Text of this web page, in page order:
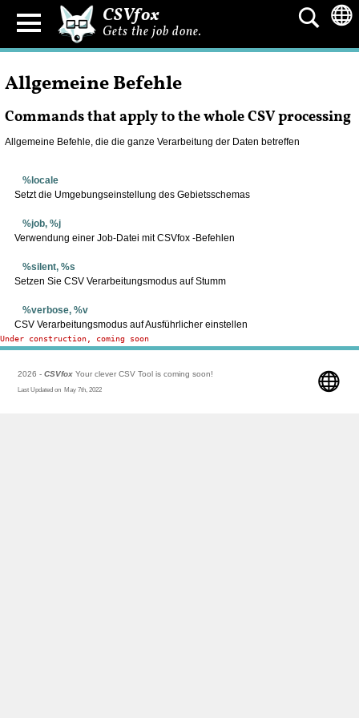
CSVfox
Gets the job done.
Allgemeine Befehle
Commands that apply to the whole CSV processing
Allgemeine Befehle, die die ganze Verarbeitung der Daten betreffen
%locale
Setzt die Umgebungseinstellung des Gebietsschemas
%job, %j
Verwendung einer Job-Datei mit CSVfox -Befehlen
%silent, %s
Setzen Sie CSV Verarbeitungsmodus auf Stumm
%verbose, %v
CSV Verarbeitungsmodus auf Ausführlicher einstellen
Under construction, coming soon
2026 -CSVfox Your clever CSV Tool is coming soon!
Last Updated on May 7th, 2022